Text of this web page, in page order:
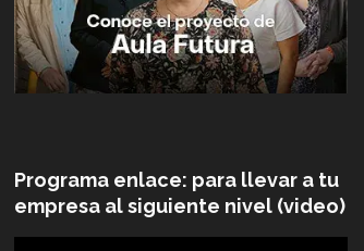
Programa enlace: para llevar a tu
empresa al siguiente nivel (video)